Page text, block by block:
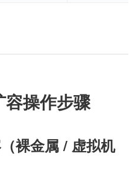
操作步骤
裸金属 / 虚拟机